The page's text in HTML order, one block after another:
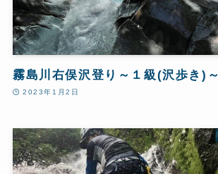
霧島川右俣沢登り～１級(沢歩き)～
2023年1月2日